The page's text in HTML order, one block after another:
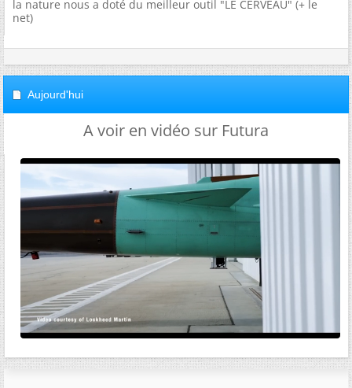
la nature nous a doté du meilleur outil "LE CERVEAU" (+ le
net)
Aujourd'hui
A voir en vidéo sur Futura